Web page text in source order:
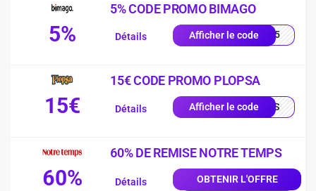
5%
5% CODE PROMO BIMAGO
Afficher le codeTRA5
Détails
15€
15€ CODE PROMO PLOPSA
Afficher le codeEALS
Détails
60%
60% DE REMISE NOTRE TEMPS
OBTENIR L'OFFRE
Détails